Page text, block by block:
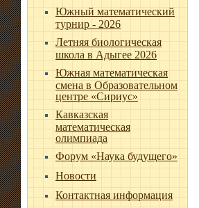
Южный математический
турнир - 2026
Летняя биологическая
школа в Адыгее 2026
Южная математическая
смена в Образовательном
центре «Сириус»
Кавказская
математическая
олимпиада
Форум «Наука будущего»
Новости
Контактная информация